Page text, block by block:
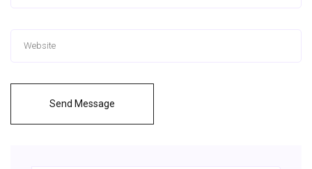
Send Message